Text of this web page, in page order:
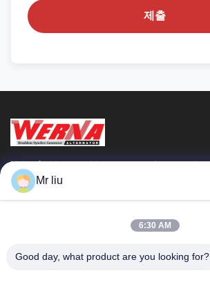
제출
Wuxi Werna Alternator Co., Ltd.
빠른 링크
제품
품질 관리
Mr liu
6:30 AM
Good day, what product are you looking for?